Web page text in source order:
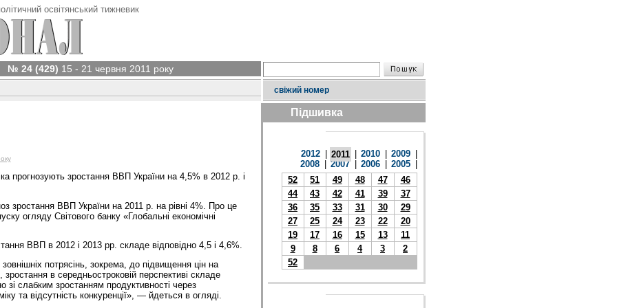
освітянський тижневик
№ 24 (429) 15 - 21 червня 2011 року
свіжий номер
прогнозують зростання ВВП України на 4,5% в 2012 р. і
зростання ВВП України на 2011 р. на рівні 4%. Про це
огляду Світового банку «Глобальні економічні
ВВП в 2012 і 2013 рр. складе відповідно 4,5 і 4,6%.
потрясінь, зокрема, до підвищення цін на
зростання в середньостроковій перспективі складе
зі слабким зростанням продуктивності через
та відсутність конкуренції», — йдеться в огляді.
Підшивка
2012 2011 2010 2009
2008
2007 2006 2005
52
51 49 48 47
46
44
43 42 41 39
37
36
35 33 31 30
29
27
25 24 23 22
20
19
17 16 15 13
11
9
8 6 4 3
2
52